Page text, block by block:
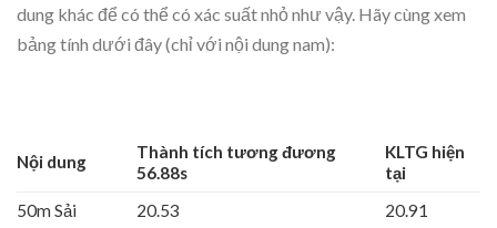
dung khác để có thể có xác suất nhỏ như vậy. Hãy cùng xem
bảng tính dưới đây (chỉ với nội dung nam):
Nội dung
Thành tích tương đương
56.88s
KLTG hiện
tại
50m Sải
20.53
20.91